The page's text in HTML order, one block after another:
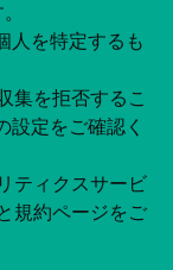
人を特定するも
集を拒否するこ
設定をご確認く
ティクスサービ
規約ページをご